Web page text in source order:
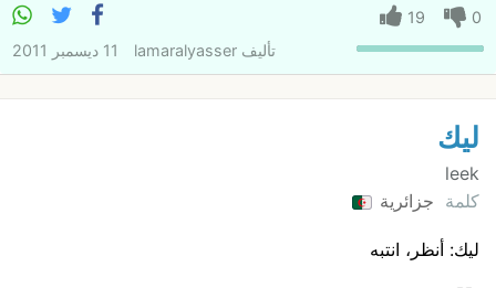
0
19
تأليفlamaralyasser 11 ديسمبر 2011
ليك
leek
كلمة جزائرية
ليك: أنظر، انتبه